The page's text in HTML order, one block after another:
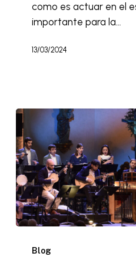
como es actuar en el
importante para la…
13/03/2024
Blog